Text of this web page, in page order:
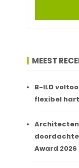
MEEST
B-ILD
flexibel
doordachte
Award 2026